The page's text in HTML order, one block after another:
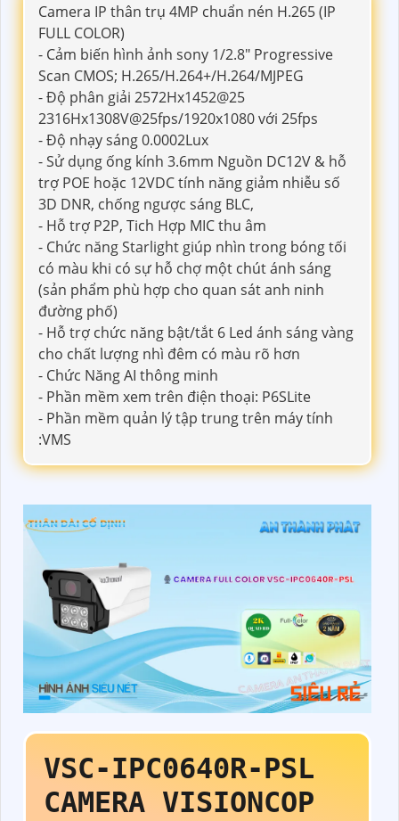
Camera IP thân trụ 4MP chuẩn nén H.265 (IP
FULL COLOR)
- Cảm biến hình ảnh sony 1/2.8" Progressive
Scan CMOS; H.265/H.264+/H.264/MJPEG
- Độ phân giải 2572Hx1452@25
2316Hx1308V@25fps/1920x1080 với 25fps
- Độ nhạy sáng 0.0002Lux
- Sử dụng ống kính 3.6mm Nguồn DC12V & hỗ
trợ POE hoặc 12VDC tính năng giảm nhiễu số
3D DNR, chống ngược sáng BLC,
- Hỗ trợ P2P, Tich Hợp MIC thu âm
- Chức năng Starlight giúp nhìn trong bóng tối
có màu khi có sự hỗ chợ một chút ánh sáng
(sản phẩm phù hợp cho quan sát anh ninh
đường phố)
- Hỗ trợ chức năng bật/tắt 6 Led ánh sáng vàng
cho chất lượng nhì đêm có màu rõ hơn
- Chức Năng AI thông minh
- Phần mềm xem trên điện thoại: P6SLite
- Phần mềm quản lý tập trung trên máy tính
:VMS
VSC-IPC0640R-PSL
CAMERA VISIONCOP